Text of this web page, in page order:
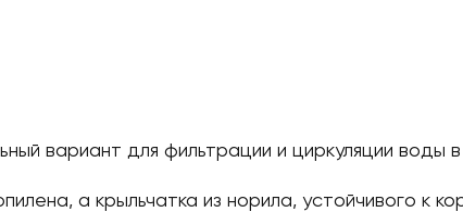
вариант для фильтрации и циркуляции
а крыльчатка из норила, устойчивого к